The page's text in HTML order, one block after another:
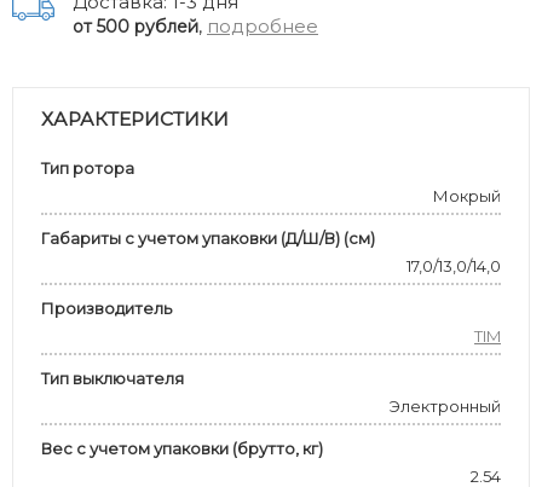
от 500 рублей, подробнее
ХАРАКТЕРИСТИКИ
Тип ротора
Мокрый
Габариты с учетом упаковки (Д/Ш/В) (см)
17,0/13,0/14,0
Производитель
TIM
Тип выключателя
Электронный
Вес с учетом упаковки (брутто, кг)
2.54